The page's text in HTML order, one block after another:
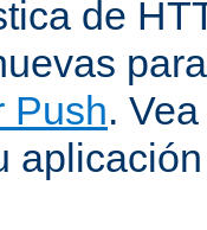
de
Push.